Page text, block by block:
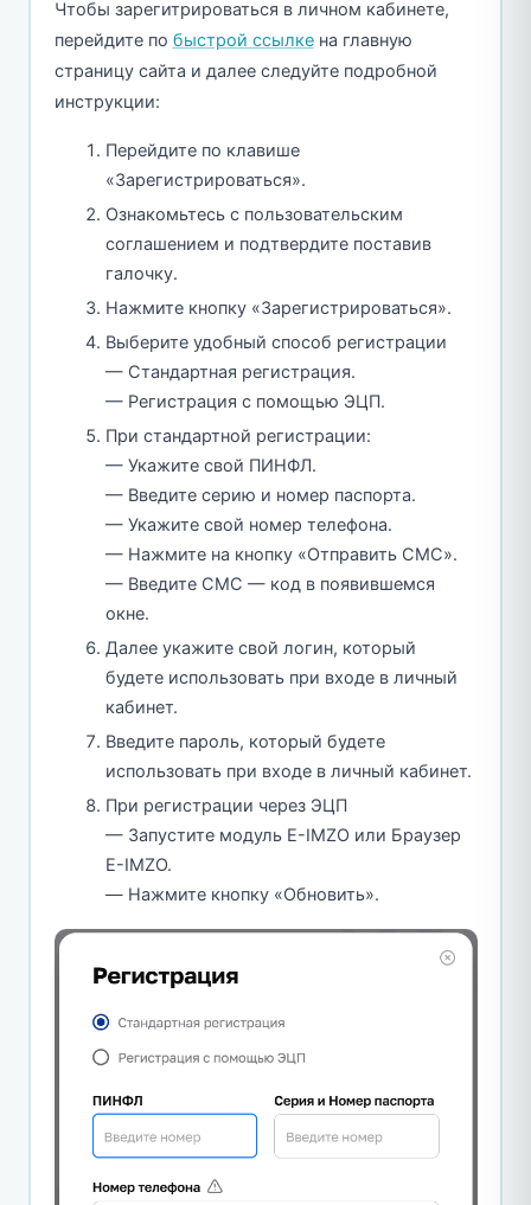
Чтобы зарегитрироваться в личном кабинете,
перейдите по быстрой ссылкена главную
страницу сайта и далее следуйте подробной
инструкции:
Перейдите по клавише
«Зарегистрироваться».
Ознакомьтесь с пользовательским
соглашением и подтвердите поставив
галочку.
Нажмите кнопку «Зарегистрироваться».
Выберите удобный способ регистрации
— Стандартная регистрация.
— Регистрация с помощью ЭЦП.
При стандартной регистрации:
— Укажите свой ПИНФЛ.
— Введите серию и номер паспорта.
— Укажите свой номер телефона.
— Нажмите на кнопку «Отправить СМС».
— Введите СМС — код в появившемся
окне.
Далее укажите свой логин, который
будете использовать при входе в личный
кабинет.
Введите пароль, который будете
использовать при входе в личный кабинет.
При регистрации через ЭЦП
— Запустите модуль E-IMZO или Браузер
E-IMZO.
— Нажмите кнопку «Обновить».